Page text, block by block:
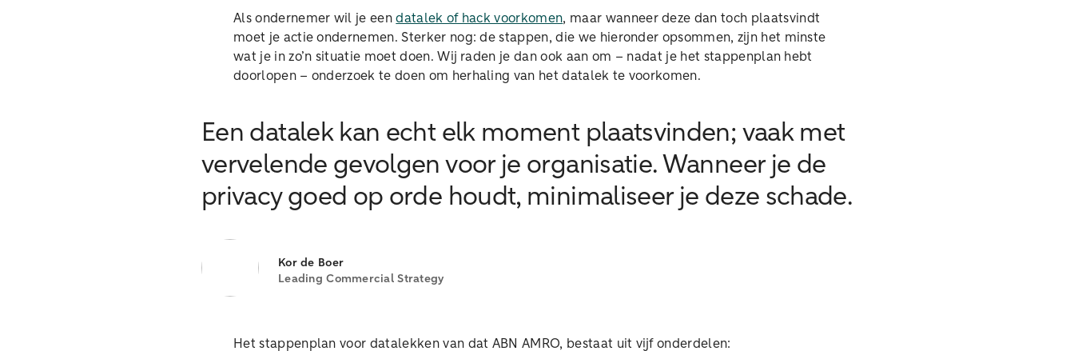
Als ondernemer wil je eendatalek of hack voorkomen, maar wanneer deze dan toch plaatsvindt
moet je actie ondernemen. Sterker nog: de stappen, die we hieronder opsommen, zijn het minste
wat je in zo’n situatie moet doen. Wij raden je dan ook aan om – nadat je het stappenplan hebt
doorlopen – onderzoek te doen om herhaling van het datalek te voorkomen.
Een datalek kan echt elk moment plaatsvinden; vaak met
vervelende gevolgen voor je organisatie. Wanneer je de
privacy goed op orde houdt, minimaliseer je deze schade.
Kor de Boer
Leading Commercial Strategy
Het stappenplan voor datalekken van dat ABN AMRO, bestaat uit vijf onderdelen: